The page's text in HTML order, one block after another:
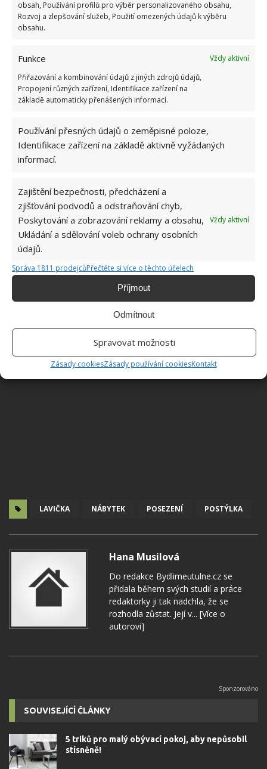
obsah, Používání profilů pro výběr personalizovaného obsahu,
Rozvoj a zlepšování služeb, Použití omezených údajů k výběru
obsahu.
Funkce
Vždy aktivní
Přiřazování a kombinování údajů z jiných zdrojů údajů,
Propojení různých zařízení, Identifikace zařízení na
základě automaticky přenášených informací.
Používání přesných údajů o zeměpisné poloze,
Identifikace zařízení na základě aktivně vyžádaných
informací.
Zajištění bezpečnosti, předcházení a
zjišťování podvodů a odstraňování chyb,
Poskytování a zobrazování reklamy a obsahu,
Ukládání a sdělování voleb ochrany osobních
údajů.
Vždy aktivní
Správa 1811 prodejcůPřečtěte si více o těchto účelech
Příjmout
Odmítnout
Spravovat možnosti
Zásady cookiesZásady používání cookiesKontakt
Nezapomínejte na pohodlnost
aby byla také pohodlná. Proto je vhodné buď koupit,
nebo i podomácku vyrobit vhodné podsedáky, které
budou mít své místo na roštu dětské postýlky. Tam,
vyronit i několik polštářů, které se stanou nejenom
ozdobnými prvky, ale bude možné si díky nim i
podepřít záda.
Fotografie: Upcyclemystuff
LAVIČKA NÁBYTEK POSEZENÍ POSTÝLKA
Hana Musilová
Do redakce Bydlimeutulne.cz se
přidala během svých studií a práce
redaktorky ji tak nadchla, že se
rozhodla zůstat. Její v... [Více o
autorovi]
SOUVISEJÍCÍ ČLÁNKY
5 triků pro malý obývací pokoj, aby nepůsobil
stísněně!